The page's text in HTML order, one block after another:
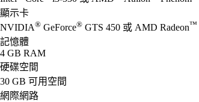
顯示卡
NVIDIA® GeForce® GTS 450 或 AMD Radeon™
記憶體
4 GB RAM
硬碟空間
30 GB 可用空間
網際網路